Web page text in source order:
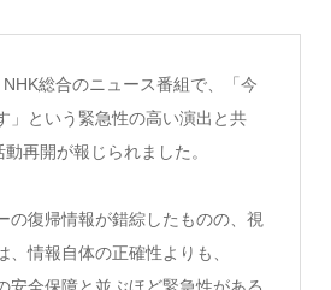
総合のニュース番組で、「今
」という緊急性の高い演出と共
再開が報じられました。
の復帰情報が錯綜したものの、視
、情報自体の正確性よりも、